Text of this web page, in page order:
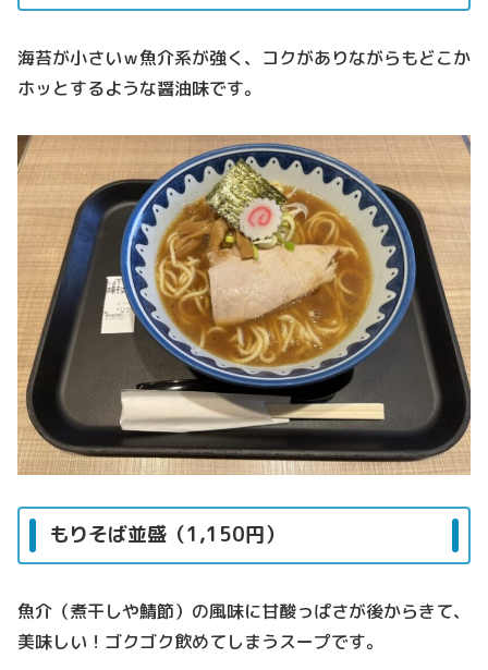
海苔が小さいｗ魚介系が強く、コクがありながらもどこか
ホッとするような醤油味です。
もりそば並盛（1,150円）
魚介（煮干しや鯖節）の風味に甘酸っぱさが後からきて、
美味しい！ゴクゴク飲めてしまうスープです。